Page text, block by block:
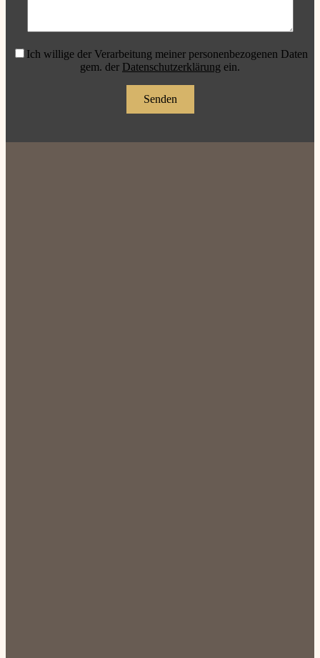
Ich willige der Verarbeitung meiner personenbezogenen Daten
gem. der Datenschutzerklärung ein.